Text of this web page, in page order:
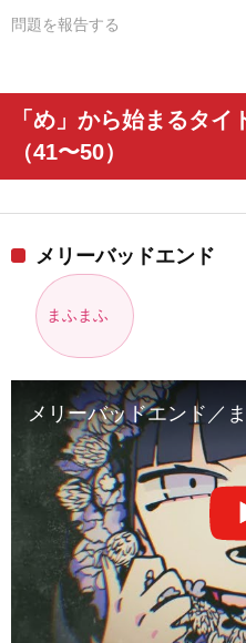
問題を報告する
「め」から始まるタ
（41〜50）
メリーバッドエンド
まふまふ
メリーバッドエンド／